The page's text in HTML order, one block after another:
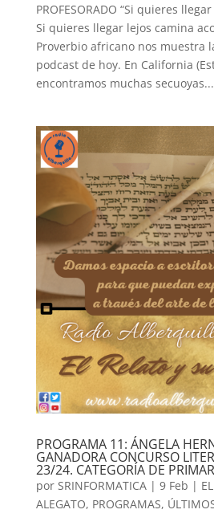
PROFESORADO “Si quieres
Si quieres llegar lejos camina
Proverbio africano nos muestra
podcast de hoy. En California
encontramos muchas secuoyas...
PROGRAMA 11: ÁNGELA
GANADORA CONCURSO
23/24. CATEGORÍA DE
por SRINFORMATICA| 9 Feb |
ALEGATO, PROGRAMAS,